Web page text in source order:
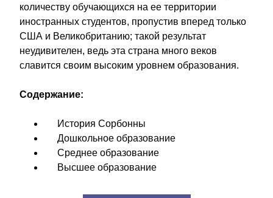
количеству обучающихся на ее территории
иностранных студентов, пропустив вперед только
США и Великобританию; такой результат
неудивителен, ведь эта страна много веков
славится своим высоким уровнем образования.
Содержание:
История Сорбонны
Дошкольное образование
Среднее образование
Высшее образование